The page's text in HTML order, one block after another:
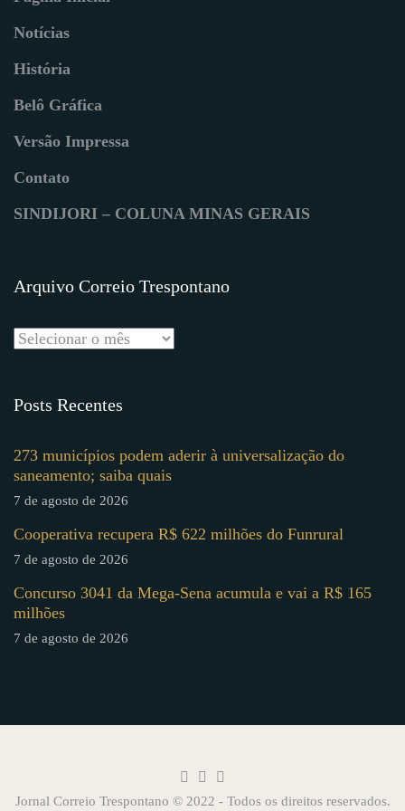
Notícias
História
Belô Gráfica
Versão Impressa
Contato
SINDIJORI – COLUNA MINAS GERAIS
Arquivo Correio Trespontano
Posts Recentes
273 municípios podem aderir à universalização do
saneamento; saiba quais
7 de agosto de 2026
Cooperativa recupera R$ 622 milhões do Funrural
7 de agosto de 2026
Concurso 3041 da Mega-Sena acumula e vai a R$ 165
milhões
7 de agosto de 2026
Jornal Correio Trespontano © 2022 - Todos os direitos reservados.